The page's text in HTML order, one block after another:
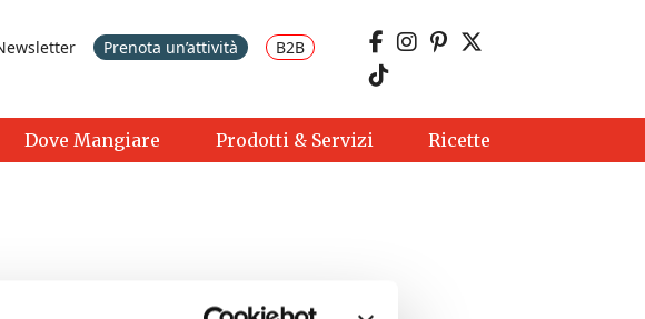
Prenota un’attività B2B
Dove Mangiare Prodotti & Servizi Ricette